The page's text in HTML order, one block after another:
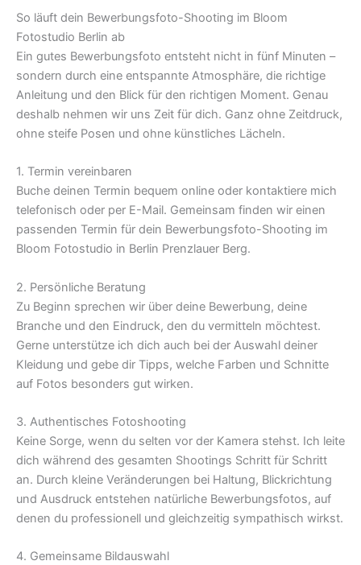
So läuft dein Bewerbungsfoto-Shooting im Bloom
Fotostudio Berlin ab
Ein gutes Bewerbungsfoto entsteht nicht in fünf Minuten –
sondern durch eine entspannte Atmosphäre, die richtige
Anleitung und den Blick für den richtigen Moment. Genau
deshalb nehmen wir uns Zeit für dich. Ganz ohne Zeitdruck,
ohne steife Posen und ohne künstliches Lächeln.
1. Termin vereinbaren
Buche deinen Termin bequem online oder kontaktiere mich
telefonisch oder per E-Mail. Gemeinsam finden wir einen
passenden Termin für dein Bewerbungsfoto-Shooting im
Bloom Fotostudio in Berlin Prenzlauer Berg.
2. Persönliche Beratung
Zu Beginn sprechen wir über deine Bewerbung, deine
Branche und den Eindruck, den du vermitteln möchtest.
Gerne unterstütze ich dich auch bei der Auswahl deiner
Kleidung und gebe dir Tipps, welche Farben und Schnitte
auf Fotos besonders gut wirken.
3. Authentisches Fotoshooting
Keine Sorge, wenn du selten vor der Kamera stehst. Ich leite
dich während des gesamten Shootings Schritt für Schritt
an. Durch kleine Veränderungen bei Haltung, Blickrichtung
und Ausdruck entstehen natürliche Bewerbungsfotos, auf
denen du professionell und gleichzeitig sympathisch wirkst.
4. Gemeinsame Bildauswahl